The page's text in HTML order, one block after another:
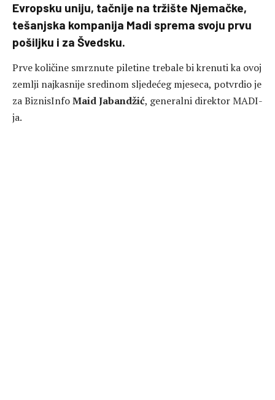
Evropsku uniju, tačnije na tržište Njemačke,
tešanjska kompanija Madi sprema svoju prvu
pošiljku i za Švedsku.
Prve količine smrznute piletine trebale bi krenuti ka ovoj
zemlji najkasnije sredinom sljedećeg mjeseca, potvrdio je
za BiznisInfoMaid Jabandžić, generalni direktor MADI-
ja.